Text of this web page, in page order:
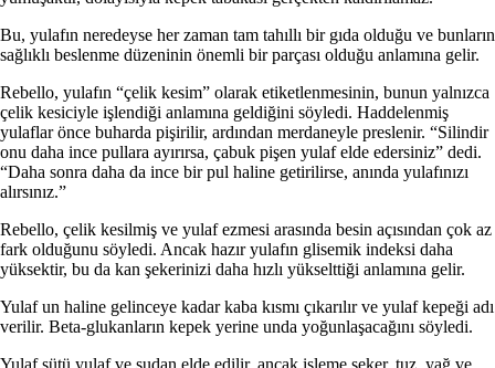
Bu, yulafın neredeyse her zaman tam tahıllı bir gıda olduğu ve bunların
sağlıklı beslenme düzeninin önemli bir parçası olduğu anlamına gelir.
Rebello, yulafın “çelik kesim” olarak etiketlenmesinin, bunun yalnızca
çelik kesiciyle işlendiği anlamına geldiğini söyledi. Haddelenmiş
yulaflar önce buharda pişirilir, ardından merdaneyle preslenir. “Silindir
onu daha ince pullara ayırırsa, çabuk pişen yulaf elde edersiniz” dedi.
“Daha sonra daha da ince bir pul haline getirilirse, anında yulafınızı
alırsınız.”
Rebello, çelik kesilmiş ve yulaf ezmesi arasında besin açısından çok az
fark olduğunu söyledi. Ancak hazır yulafın glisemik indeksi daha
yüksektir, bu da kan şekerinizi daha hızlı yükselttiği anlamına gelir.
Yulaf un haline gelinceye kadar kaba kısmı çıkarılır ve yulaf kepeği adı
verilir. Beta-glukanların kepek yerine unda yoğunlaşacağını söyledi.
Yulaf sütü yulaf ve sudan elde edilir, ancak işleme şeker, tuz, yağ ve